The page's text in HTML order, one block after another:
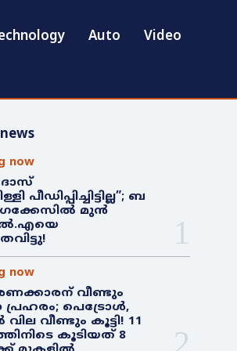
Auto Video
now
പീഡിപ്പിച്ചിട്ടില്ല”; ബ
മുൻ
now
വീണ്ടും
പെട്രോൾ,
വീണ്ടും കൂട്ടി! 11
കൂടിയത് 8